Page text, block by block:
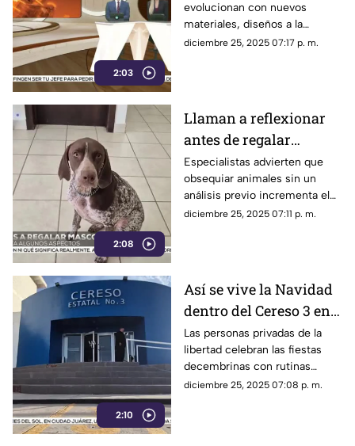
2:03
Chihuahua
evolucionan con nuevos
materiales, diseños a la
medida y detalles luminosos
diciembre 25, 2025 07:17 p. m.
2:08
Llaman a reflexionar
antes de regalar
mascotas en Navidad
Especialistas advierten que
obsequiar animales sin un
análisis previo incrementa el
abandono meses después de
diciembre 25, 2025 07:11 p. m.
2:10
Así se vive la Navidad
dentro del Cereso 3 en
Ciudad Juárez
Las personas privadas de la
libertad celebran las fiestas
decembrinas con rutinas
distintas, cenas especiales y
diciembre 25, 2025 07:08 p. m.